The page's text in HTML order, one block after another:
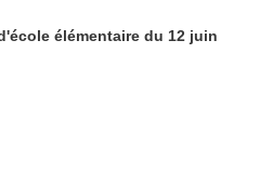
élémentaire du 12 juin